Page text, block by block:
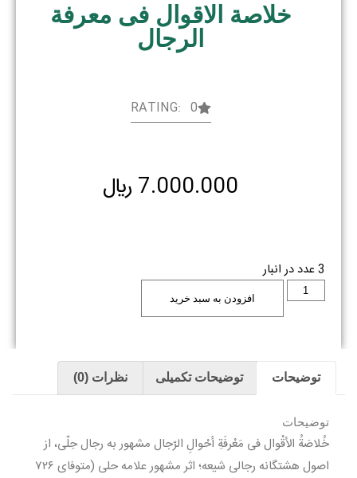
خلاصة الاقوال فی معرفة
الرجال
RATING: 0
7.000.000 ﷼
3 عدد در انبار
افزودن به سبد خرید
توضیحات توضیحات تکمیلی نظرات (0)
توضیحات
خُلاصَةُ الأقْوال فی مَعْرفَةِ أحْوالِ الرّجال مشهور به رجال حِلّی، از
اصول هشتگانه رجالی شیعه؛ اثر مشهور علامه حلی (متوفای ۷۲۶